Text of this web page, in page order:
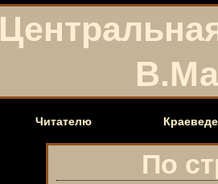
Читателю
По